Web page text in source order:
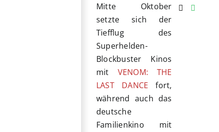
Mitte Oktober
setzte sich der
Tiefflug des
Superhelden-
Blockbuster Kinos
mit VENOM: THE
LAST DANCE fort,
während auch das
deutsche
Familienkino mit